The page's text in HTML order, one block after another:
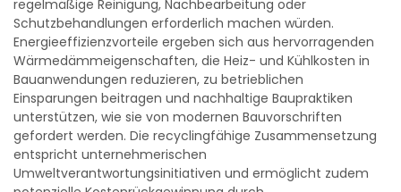
regelmäßige Reinigung, Nachbearbeitung oder
Schutzbehandlungen erforderlich machen würden.
Energieeffizienzvorteile ergeben sich aus hervorragenden
Wärmedämmeigenschaften, die Heiz- und Kühlkosten in
Bauanwendungen reduzieren, zu betrieblichen
Einsparungen beitragen und nachhaltige Baupraktiken
unterstützen, wie sie von modernen Bauvorschriften
gefordert werden. Die recyclingfähige Zusammensetzung
entspricht unternehmerischen
Umweltverantwortungsinitiativen und ermöglicht zudem